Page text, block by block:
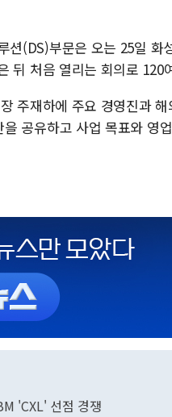
션(DS)부문은 오는 25일 화
뒤 처음 열리는 회의로 120
주재하에 주요 경영진과
공유하고 사업 목표와 영
'CXL' 선점 경쟁